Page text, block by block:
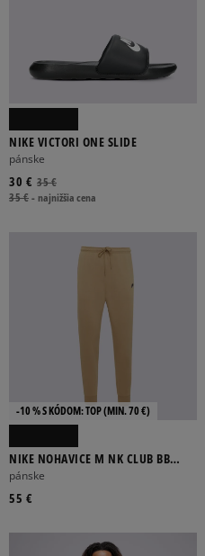
NIKE VICTORI ONE SLIDE
pánske
35 €
30 €
35 €-najnižšia cena
-10 % S KÓDOM: TOP (MIN. 70 €)
NIKE NOHAVICE M NK CLUB BB
JOGGER
pánske
55 €